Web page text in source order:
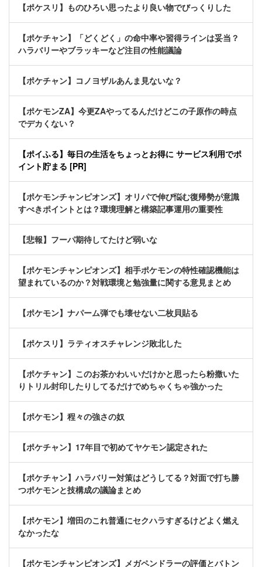
【ポケスリ】ものひろい思ったより良い物でびっくりした
【ポケチャン】「どくどく」の命中率や習得ラインは妥当？
ハラバリーやブラッキーなど注目の性能議論
【ポケチャン】コノヨザルあんま見ないな？
【ポケモンZA】今更ZAやってるんだけどこの子原作の時点
でデカくない？
【ポイふる】毎日の生活をちょっとお得に サービス利用でポ
イント貯まる [PR]
【ポケモンチャンピオンズ】オリパで伸び悩む復帰勢が意識
すべきポイントとは？環境理解と構築記事運用の重要性
【悲報】フーパ期待してたけど弱いな
【ポケモンチャンピオンズ】相手ポケモンの特性確認機能は
望まれているのか？対戦環境と勉強量に関する意見まとめ
【ポケモン】ナパーム弾でも壊せない二枚貝貼る
【ポケスリ】ラティオスチャレンジ敗北した
【ポケチャン】このお茶かわいいだけかと思ったら粉撒いた
りトリル封印したりしてるだけでめちゃくちゃ強かった
【ポケモン】程々の強さの奴
【ポケチャン】17年目で初めてヤケモン認定された
【ポケチャン】ハラバリー対策はどうしてる？対面で打ち勝
つポケモンと技構成の議論まとめ
【ポケモン】増田のこれ普通にセクハラすぎるけどよく燃え
なかったな
【ポケモンチャンピオンズ】メガペンドラーの評価とバトン